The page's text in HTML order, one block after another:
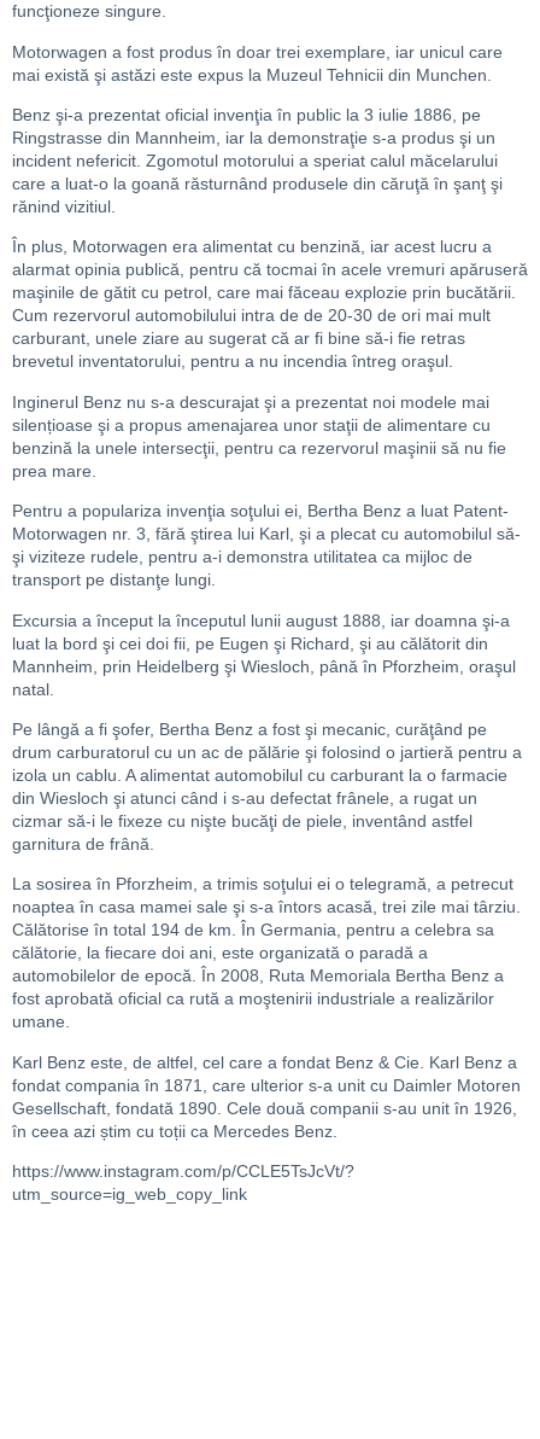
funcţioneze singure.
Motorwagen a fost produs în doar trei exemplare, iar unicul care
mai există şi astăzi este expus la Muzeul Tehnicii din Munchen.
Benz şi-a prezentat oficial invenţia în public la 3 iulie 1886, pe
Ringstrasse din Mannheim, iar la demonstraţie s-a produs şi un
incident nefericit. Zgomotul motorului a speriat calul măcelarului
care a luat-o la goană răsturnând produsele din căruţă în şanţ şi
rănind vizitiul.
În plus, Motorwagen era alimentat cu benzină, iar acest lucru a
alarmat opinia publică, pentru că tocmai în acele vremuri apăruseră
maşinile de gătit cu petrol, care mai făceau explozie prin bucătării.
Cum rezervorul automobilului intra de de 20-30 de ori mai mult
carburant, unele ziare au sugerat că ar fi bine să-i fie retras
brevetul inventatorului, pentru a nu incendia întreg oraşul.
Inginerul Benz nu s-a descurajat şi a prezentat noi modele mai
silențioase şi a propus amenajarea unor staţii de alimentare cu
benzină la unele intersecţii, pentru ca rezervorul maşinii să nu fie
prea mare.
Pentru a populariza invenţia soţului ei, Bertha Benz a luat Patent-
Motorwagen nr. 3, fără ştirea lui Karl, şi a plecat cu automobilul să-
şi viziteze rudele, pentru a-i demonstra utilitatea ca mijloc de
transport pe distanţe lungi.
Excursia a început la începutul lunii august 1888, iar doamna şi-a
luat la bord şi cei doi fii, pe Eugen şi Richard, şi au călătorit din
Mannheim, prin Heidelberg şi Wiesloch, până în Pforzheim, oraşul
natal.
Pe lângă a fi şofer, Bertha Benz a fost şi mecanic, curăţând pe
drum carburatorul cu un ac de pălărie şi folosind o jartieră pentru a
izola un cablu. A alimentat automobilul cu carburant la o farmacie
din Wiesloch şi atunci când i s-au defectat frânele, a rugat un
cizmar să-i le fixeze cu nişte bucăţi de piele, inventând astfel
garnitura de frână.
La sosirea în Pforzheim, a trimis soţului ei o telegramă, a petrecut
noaptea în casa mamei sale şi s-a întors acasă, trei zile mai târziu.
Călătorise în total 194 de km. În Germania, pentru a celebra sa
călătorie, la fiecare doi ani, este organizată o paradă a
automobilelor de epocă. În 2008, Ruta Memoriala Bertha Benz a
fost aprobată oficial ca rută a moştenirii industriale a realizărilor
umane.
Karl Benz este, de altfel, cel care a fondat Benz & Cie. Karl Benz a
fondat compania în 1871, care ulterior s-a unit cu Daimler Motoren
Gesellschaft, fondată 1890. Cele două companii s-au unit în 1926,
în ceea azi știm cu toții ca Mercedes Benz.
https://www.instagram.com/p/CCLE5TsJcVt/?
utm_source=ig_web_copy_link